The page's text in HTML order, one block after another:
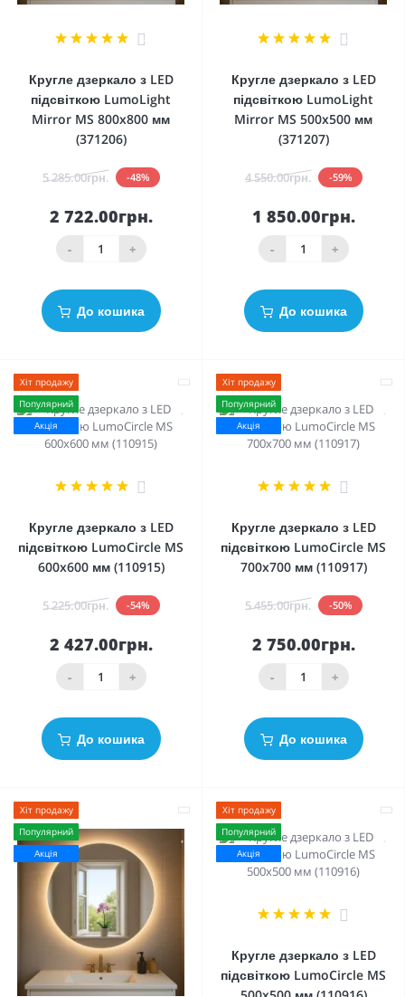
4
Кругле дзеркало з LED
підсвіткою LumoLight
Mirror MS 800x800 мм
(371206)
5 285.00грн. -48%
2 722.00грн.
- +
До кошика
4
Кругле дзеркало з LED
підсвіткою LumoLight
Mirror MS 500x500 мм
(371207)
4 550.00грн. -59%
1 850.00грн.
- +
До кошика
Хіт продажу
Популярний
Акція
Кругле дзеркало з LED
підсвіткою LumoCircle MS
600x600 мм (110915)
5 225.00грн. -54%
2 427.00грн.
- +
До кошика
Хіт продажу
Популярний
Акція
Кругле дзеркало з LED
підсвіткою LumoCircle MS
700x700 мм (110917)
5 455.00грн. -50%
2 750.00грн.
- +
До кошика
Хіт продажу
Популярний
Акція
Хіт продажу
Популярний
Акція
Кругле дзеркало з LED
підсвіткою LumoCircle MS